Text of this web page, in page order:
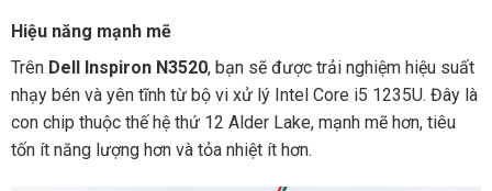
Hiệu năng mạnh mẽ
Trên Dell Inspiron N3520, bạn sẽ được trải nghiệm hiệu suất
nhạy bén và yên tĩnh từ bộ vi xử lý Intel Core i5 1235U. Đây là
con chip thuộc thế hệ thứ 12 Alder Lake, mạnh mẽ hơn, tiêu
tốn ít năng lượng hơn và tỏa nhiệt ít hơn.